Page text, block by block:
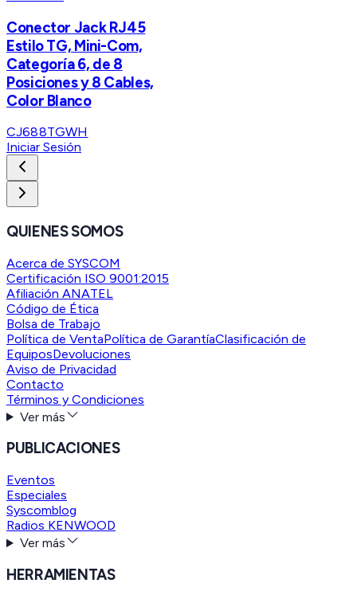
Conector Jack RJ45
Estilo TG, Mini-Com,
Categoría 6, de 8
Posiciones y 8 Cables,
Color Blanco
CJ688TGWH
Iniciar Sesión
QUIENES SOMOS
Acerca de SYSCOM
Certificación ISO 9001:2015
Afiliación ANATEL
Código de Ética
Bolsa de Trabajo
Política de VentaPolítica de GarantíaClasificación de
EquiposDevoluciones
Aviso de Privacidad
Contacto
Términos y Condiciones
Ver más
PUBLICACIONES
Eventos
Especiales
Syscomblog
Radios KENWOOD
Ver más
HERRAMIENTAS